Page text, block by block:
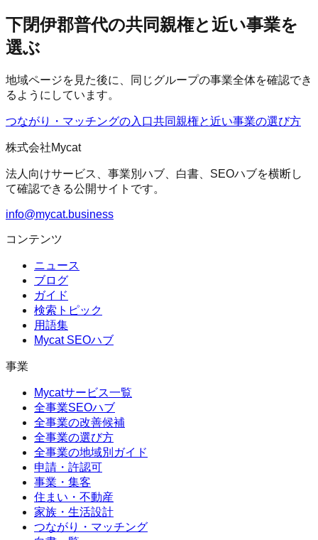
下閉伊郡普代の共同親権と近い事業を
選ぶ
地域ページを見た後に、同じグループの事業全体を確認でき
るようにしています。
つながり・マッチングの入口共同親権と近い事業の選び方
株式会社Mycat
法人向けサービス、事業別ハブ、白書、SEOハブを横断し
て確認できる公開サイトです。
info@mycat.business
コンテンツ
ニュース
ブログ
ガイド
検索トピック
用語集
Mycat SEOハブ
事業
Mycatサービス一覧
全事業SEOハブ
全事業の改善候補
全事業の選び方
全事業の地域別ガイド
申請・許認可
事業・集客
住まい・不動産
家族・生活設計
つながり・マッチング